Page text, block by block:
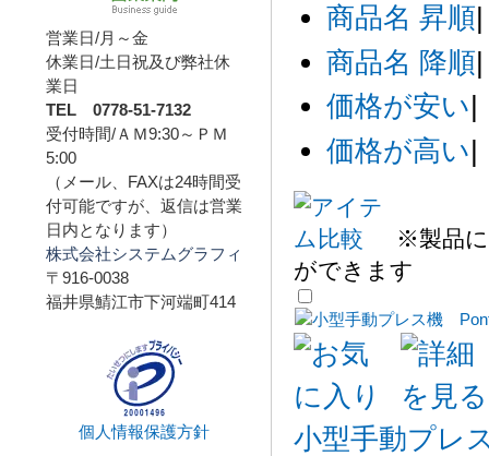
商品名 昇順|
商品名 降順|
価格が安い|
価格が高い|
※製品
ができます
小型手動プレ
営業日/月～金
休業日/土日祝及び弊社休
業日
TEL 0778-51-7132
受付時間/ＡＭ9:30～ＰＭ
5:00
（メール、FAXは24時間受
付可能ですが、返信は営業
日内となります）
株式会社システムグラフィ
〒916-0038
福井県鯖江市下河端町414
個人情報保護方針